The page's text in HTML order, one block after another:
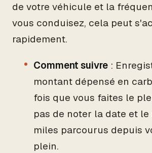
de votre véhicule et la
vous conduisez, cela peut
rapidement.
Comment suivre :
montant dépensé en
fois que vous faites le
pas de noter la date et le
miles parcourus depuis
plein.